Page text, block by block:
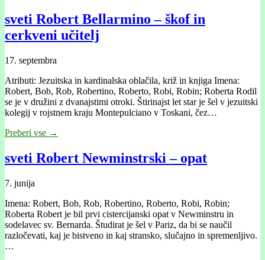
sveti Robert Bellarmino – škof in
cerkveni učitelj
17. septembra
Atributi: Jezuitska in kardinalska oblačila, križ in knjiga Imena:
Robert, Bob, Rob, Robertino, Roberto, Robi, Robin; Roberta Rodil
se je v družini z dvanajstimi otroki. Štirinajst let star je šel v jezuitski
kolegij v rojstnem kraju Montepulciano v Toskani, čez…
Preberi vse →
sveti Robert Newminstrski – opat
7. junija
Imena: Robert, Bob, Rob, Robertino, Roberto, Robi, Robin;
Roberta Robert je bil prvi cistercijanski opat v Newminstru in
sodelavec sv. Bernarda. Študirat je šel v Pariz, da bi se naučil
razločevati, kaj je bistveno in kaj stransko, slučajno in spremenljivo.
…